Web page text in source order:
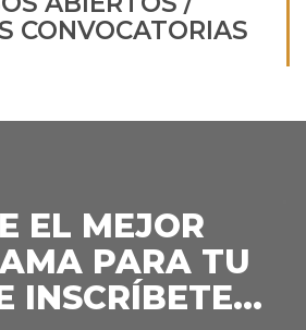
CONVOCATORIAS
EL MEJOR
PARA TU
INSCRÍBETE…